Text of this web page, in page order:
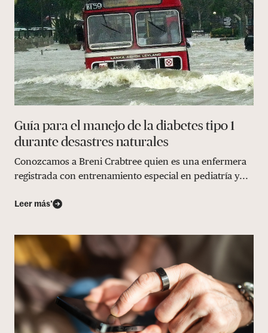
Guía para el manejo de la diabetes tipo 1
durante desastres naturales
Conozcamos a Breni Crabtree quien es una enfermera
registrada con entrenamiento especial en pediatría y...
Leer más’